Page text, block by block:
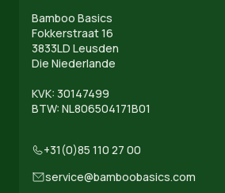
Bamboo Basics
Fokkerstraat 16
3833LD Leusden
Die Niederlande
KVK: 30147499
BTW: NL806504171B01
+31(0)85 110 27 00
service@bamboobasics.com